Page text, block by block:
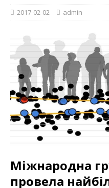
2017-02-02 admin
Міжнародна
провела